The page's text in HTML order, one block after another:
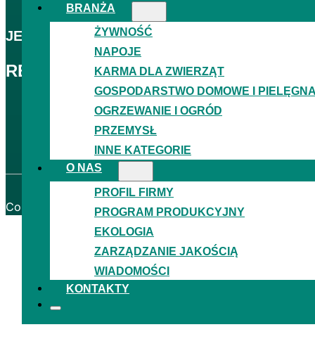
BRANŻA
ŻYWNOŚĆ
NAPOJE
KARMA DLA ZWIERZĄT
GOSPODARSTWO DOMOWE I
OGRZEWANIE I OGRÓD
PRZEMYSŁ
INNE KATEGORIE
O NAS
PROFIL FIRMY
PROGRAM PRODUKCYJNY
EKOLOGIA
ZARZĄDZANIE JAKOŚCIĄ
WIADOMOŚCI
KONTAKTY
JESTEŚMY NAJWIĘKSZYM
REGULACJE
Projekty grantowe
Copyright © 2026Granitol, a. s.─ Wszelkie prawa